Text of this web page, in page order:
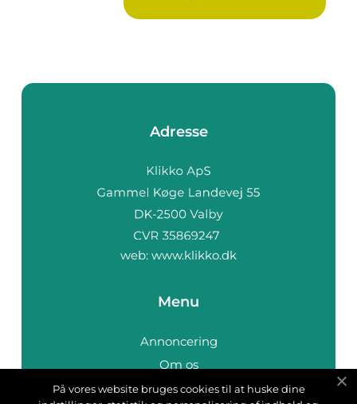
Adresse
web: www.klikko.dk
Menu
Annoncering
Om os
Cookies
På vores website bruges cookies til at huske dine